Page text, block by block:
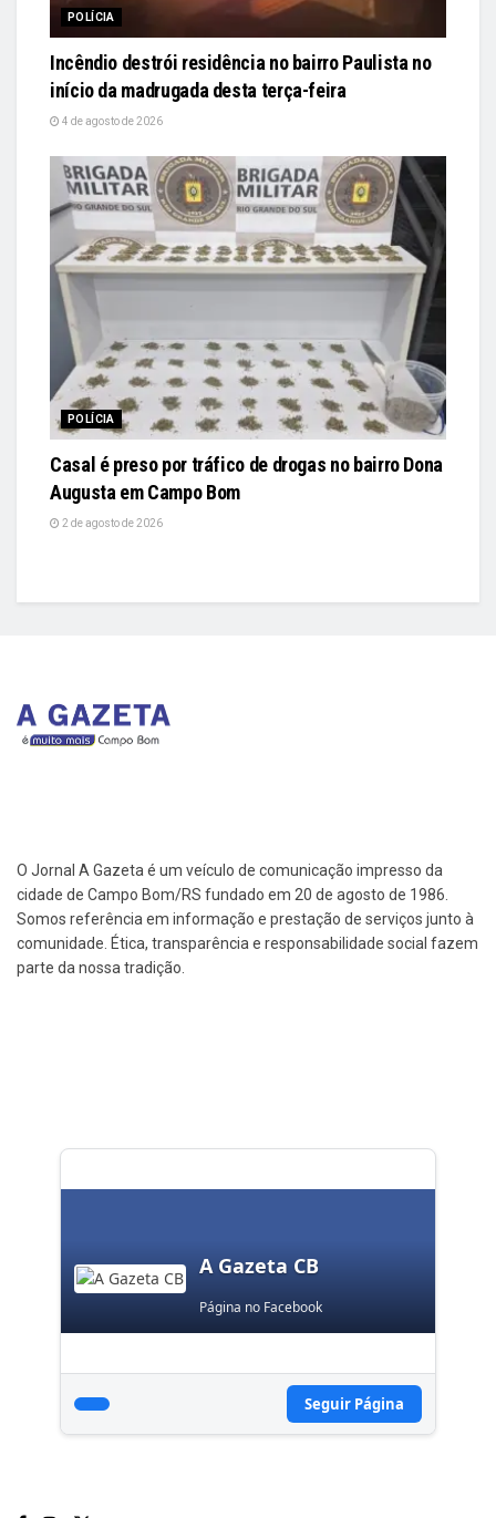
POLÍCIA
Incêndio destrói residência no bairro Paulista no
início da madrugada desta terça-feira
4 de agosto de 2026
POLÍCIA
Casal é preso por tráfico de drogas no bairro Dona
Augusta em Campo Bom
2 de agosto de 2026
O Jornal A Gazeta é um veículo de comunicação impresso da
cidade de Campo Bom/RS fundado em 20 de agosto de 1986.
Somos referência em informação e prestação de serviços junto à
comunidade. Ética, transparência e responsabilidade social fazem
parte da nossa tradição.
A Gazeta CB
Página no Facebook
Seguir Página